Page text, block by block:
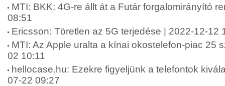
MTI: BKK: 4G-re állt át a Futár forgalomirányító
08:51
Ericsson: Töretlen az 5G terjedése | 2022-12-12
MTI: Az Apple uralta a kínai okostelefon-piac 25
02 10:11
hellocase.hu: Ezekre figyeljünk a telefontok
07-22 09:27